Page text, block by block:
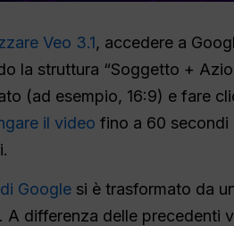
Veo 3.1, accedere a
la struttura “Soggetto +
(ad esempio, 16:9) e fare
il video fino a 60 secondi
Google si è trasformato da
A differenza delle precedenti